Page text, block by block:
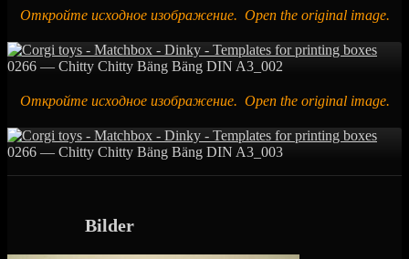
Откройте исходное изображение. Open the original image.
0266 — Chitty Chitty Bäng Bäng DIN A3_002
Откройте исходное изображение. Open the original image.
0266 — Chitty Chitty Bäng Bäng DIN A3_003
Bilder